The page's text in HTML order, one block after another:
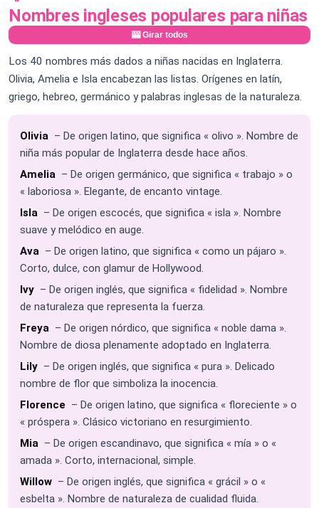
Nombres ingleses populares para niñas
🎰 Girar todos
Los 40 nombres más dados a niñas nacidas en Inglaterra.
Olivia, Amelia e Isla encabezan las listas. Orígenes en latín,
griego, hebreo, germánico y palabras inglesas de la naturaleza.
Olivia – De origen latino, que significa « olivo ». Nombre de
niña más popular de Inglaterra desde hace años.
Amelia – De origen germánico, que significa « trabajo » o
« laboriosa ». Elegante, de encanto vintage.
Isla – De origen escocés, que significa « isla ». Nombre
suave y melódico en auge.
Ava – De origen latino, que significa « como un pájaro ».
Corto, dulce, con glamur de Hollywood.
Ivy – De origen inglés, que significa « fidelidad ». Nombre
de naturaleza que representa la fuerza.
Freya – De origen nórdico, que significa « noble dama ».
Nombre de diosa plenamente adoptado en Inglaterra.
Lily – De origen inglés, que significa « pura ». Delicado
nombre de flor que simboliza la inocencia.
Florence – De origen latino, que significa « floreciente » o
« próspera ». Clásico victoriano en resurgimiento.
Mia – De origen escandinavo, que significa « mía » o «
amada ». Corto, internacional, simple.
Willow – De origen inglés, que significa « grácil » o «
esbelta ». Nombre de naturaleza de cualidad fluida.